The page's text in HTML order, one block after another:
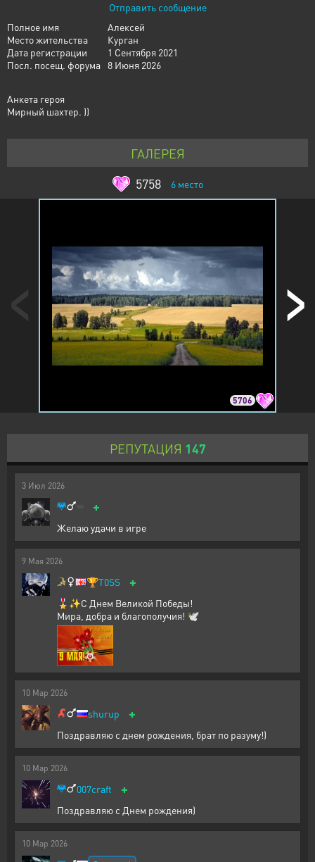
Отправить сообщение
Полное имя
Алексей
Место жительства
Курган
Дата регистрации
1 Сентября 2021
Посл. посещ. форума 8 Июня 2026
Анкета героя
Мирный шахтер. ))
ГАЛЕРЕЯ
5758
6место
5706
РЕПУТАЦИЯ 147
3 Июл 2026
+
Желаю удачи в игре
9 Мая 2026
🏆T0SS +
🎖️✨С Днем Великой Победы!
Мира, добра и благополучия! 🕊️
10 Мар 2026
shurup +
Поздравляю с днем рождения, брат по разуму!)
10 Мар 2026
007craft +
Поздравляю с Днем рождения)
10 Мар 2026